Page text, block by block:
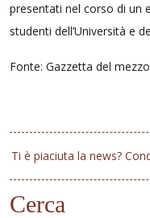
presentati nel corso di un
studenti dell’Università e
Fonte: Gazzetta del
Ti è piaciuta la news?
Cerca